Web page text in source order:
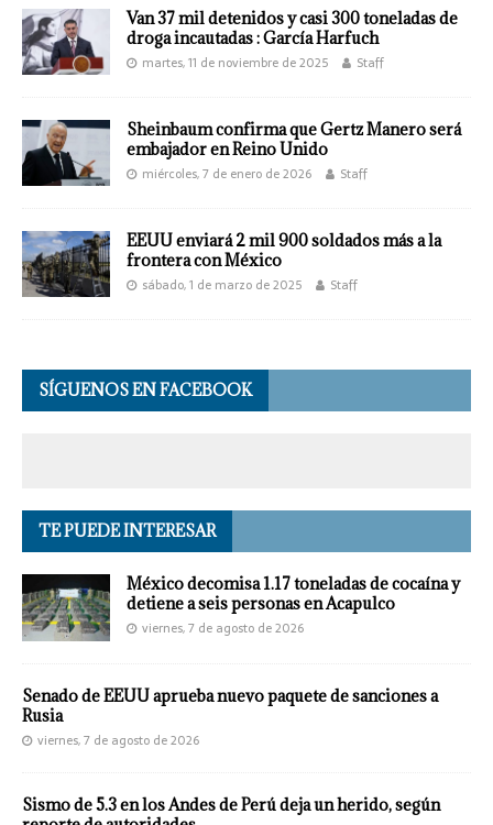
Van 37 mil detenidos y casi 300 toneladas de
droga incautadas : García Harfuch
martes, 11 de noviembre de 2025 Staff
Sheinbaum confirma que Gertz Manero será
embajador en Reino Unido
miércoles, 7 de enero de 2026 Staff
EEUU enviará 2 mil 900 soldados más a la
frontera con México
sábado, 1 de marzo de 2025 Staff
SÍGUENOS EN FACEBOOK
TE PUEDE INTERESAR
México decomisa 1.17 toneladas de cocaína y
detiene a seis personas en Acapulco
viernes, 7 de agosto de 2026
Senado de EEUU aprueba nuevo paquete de sanciones a
Rusia
viernes, 7 de agosto de 2026
Sismo de 5.3 en los Andes de Perú deja un herido, según